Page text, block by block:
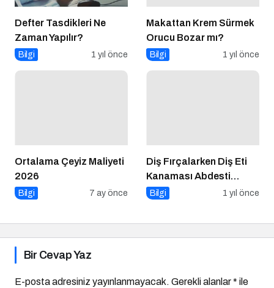
Defter Tasdikleri Ne
Zaman Yapılır?
Bilgi 1 yıl önce
Makattan Krem Sürmek
Orucu Bozar mı?
Bilgi 1 yıl önce
Bozar mı?
E-posta adresiniz yayınlanmayacak.Gerekli alanlar*ile
işaretlenmişlerdir
Yorumunuz*